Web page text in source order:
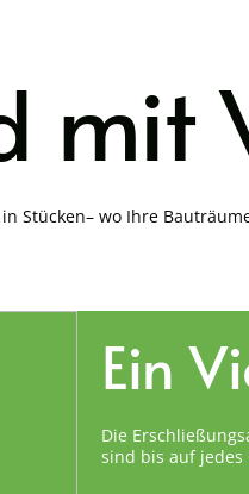
mit
Stücken– wo Ihre
Ein
Die
sind bis auf jedes